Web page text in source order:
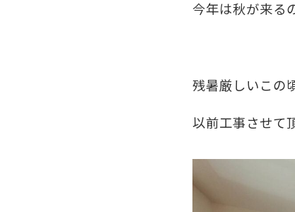
今年は秋が来る
残暑厳しいこの
以前工事させて